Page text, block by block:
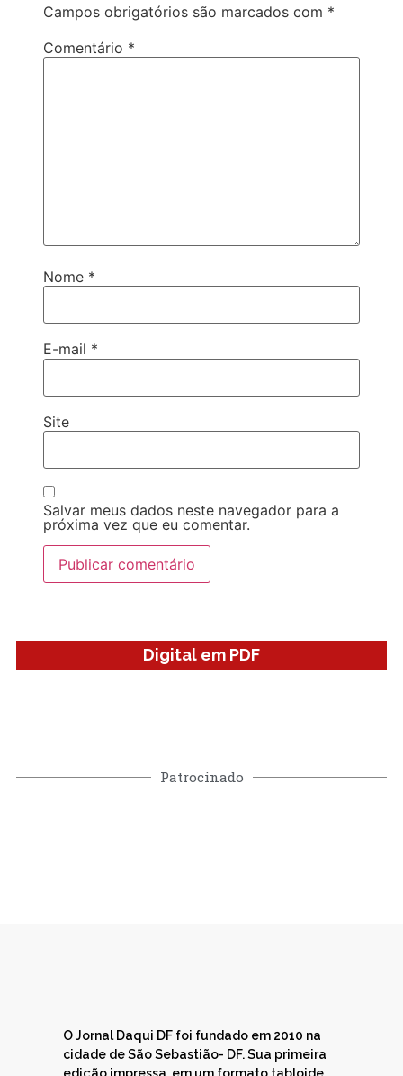
Campos obrigatórios são marcados com *
Comentário *
Nome *
E-mail *
Site
Salvar meus dados neste navegador para a
próxima vez que eu comentar.
Digital em PDF
Patrocinado
O Jornal Daqui DF foi fundado em 2010 na
cidade de São Sebastião- DF. Sua primeira